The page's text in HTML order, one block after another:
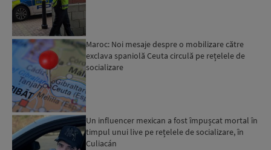
Maroc: Noi mesaje despre o mobilizare către
exclava spaniolă Ceuta circulă pe rețelele de
socializare
Un influencer mexican a fost împușcat mortal în
timpul unui live pe rețelele de socializare, în
Culiacán